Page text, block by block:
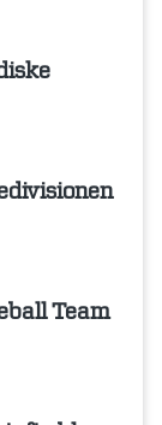
Team